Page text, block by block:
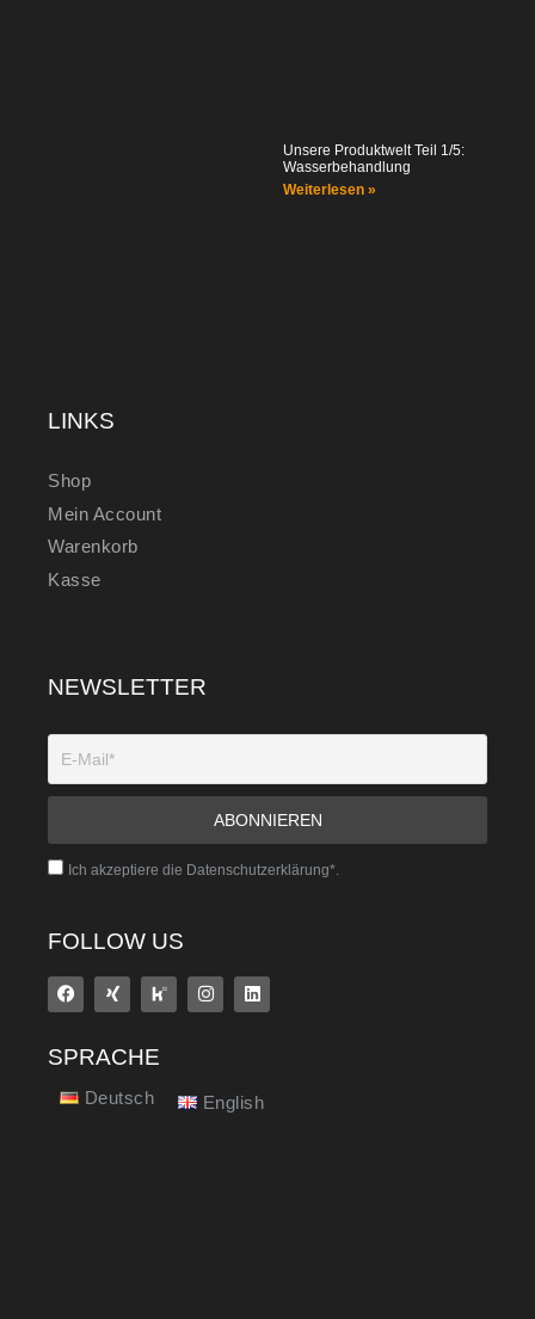
Unsere Produktwelt Teil 1/5:
Wasserbehandlung
Weiterlesen »
LINKS
Shop
Mein Account
Warenkorb
Kasse
NEWSLETTER
Ich akzeptiere die Datenschutzerklärung*.
FOLLOW US
SPRACHE
Deutsch English